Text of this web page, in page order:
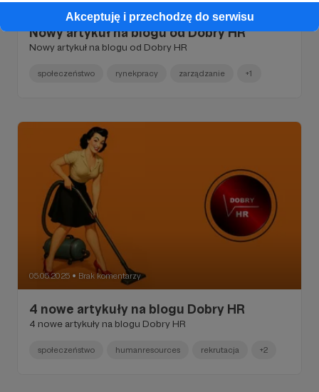
Akceptuję i przechodzę do serwisu
Nowy artykuł na blogu od Dobry HR
Nowy artykuł na blogu od Dobry HR
społeczeństwo rynekpracy zarządzanie +1
05.05.2025 ● Brak komentarzy
4 nowe artykuły na blogu Dobry HR
4 nowe artykuły na blogu Dobry HR
społeczeństwo humanresources rekrutacja +2